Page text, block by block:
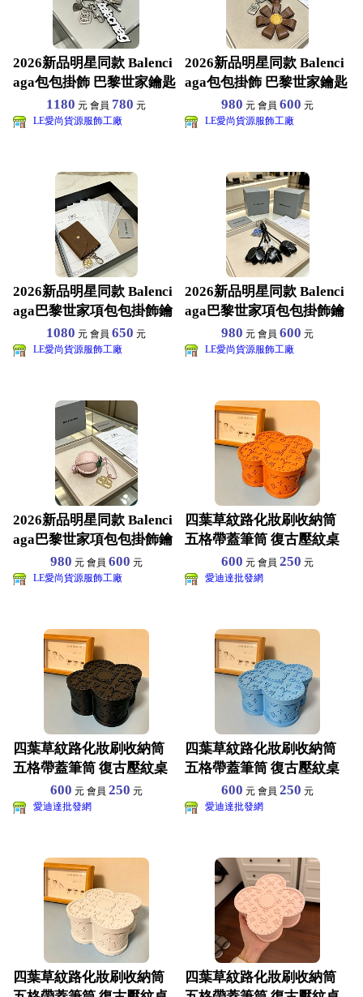
2026新品明星同款 Balenci
aga包包掛飾 巴黎世家鑰匙
1180 元 會員 780 元
LE愛尚貨源服飾工廠
2026新品明星同款 Balenci
aga包包掛飾 巴黎世家鑰匙
980 元 會員600 元
LE愛尚貨源服飾工廠
2026新品明星同款 Balenci
aga巴黎世家項包包掛飾鑰
匙扣 黃1080 元 會員650 元
LE愛尚貨源服飾工廠
2026新品明星同款 Balenci
aga巴黎世家項包包掛飾鑰
匙扣 黃980 元 會員600 元
LE愛尚貨源服飾工廠
2026新品明星同款 Balenci
aga巴黎世家項包包掛飾鑰
匙扣 黃980 元 會員 600 元
LE愛尚貨源服飾工廠
四葉草紋路化妝刷收納筒
五格帶蓋筆筒 復古壓紋桌
面置物盒 美妝刷眉筆收
600 元 會員250 元
愛迪達批發網
四葉草紋路化妝刷收納筒
五格帶蓋筆筒 復古壓紋桌
面置物盒 美妝刷眉筆收
600 元 會員 250 元
愛迪達批發網
四葉草紋路化妝刷收納筒
五格帶蓋筆筒 復古壓紋桌
面置物盒 美妝刷眉筆收
600 元 會員250 元
愛迪達批發網
四葉草紋路化妝刷收納筒
四葉草紋路化妝刷收納筒